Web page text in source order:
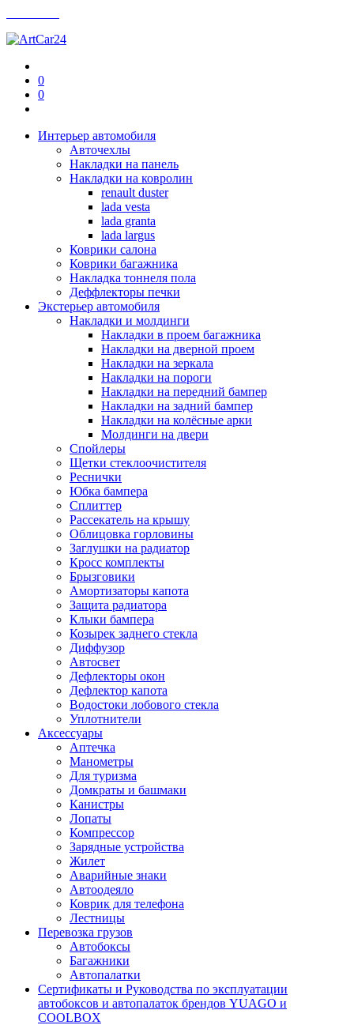
0
0
Интерьер автомобиля
Авточехлы
Накладки на панель
Накладки на ковролин
renault duster
lada vesta
lada granta
lada largus
Коврики салона
Коврики багажника
Накладка тоннеля пола
Деффлекторы печки
Экстерьер автомобиля
Накладки и молдинги
Накладки в проем багажника
Накладки на дверной проем
Накладки на зеркала
Накладки на пороги
Накладки на передний бампер
Накладки на задний бампер
Накладки на колёсные арки
Молдинги на двери
Спойлеры
Щетки стеклоочистителя
Реснички
Юбка бампера
Сплиттер
Рассекатель на крышу
Облицовка горловины
Заглушки на радиатор
Кросс комплекты
Брызговики
Амортизаторы капота
Защита радиатора
Клыки бампера
Козырек заднего стекла
Диффузор
Автосвет
Дефлекторы окон
Дефлектор капота
Водостоки лобового стекла
Уплотнители
Аксессуары
Аптечка
Манометры
Для туризма
Домкраты и башмаки
Канистры
Лопаты
Компрессор
Зарядные устройства
Жилет
Аварийные знаки
Автоодеяло
Коврик для телефона
Лестницы
Перевозка грузов
Автобоксы
Багажники
Автопалатки
Сертификаты и Руководства по эксплуатации
автобоксов и автопалаток брендов YUAGO и
COOLBOX